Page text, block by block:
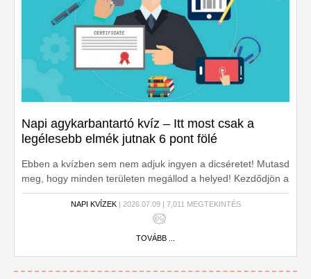
Napi agykarbantartó kvíz – Itt most csak a
legélesebb elmék jutnak 6 pont fölé
Ebben a kvízben sem nem adjuk ingyen a dicséretet! Mutasd
meg, hogy minden területen megállod a helyed! Kezdődjön a
kvíz!
NAPI KVÍZEK| 2026.07.09 | 7,011 MEGTEKINTÉS
TOVÁBB ...